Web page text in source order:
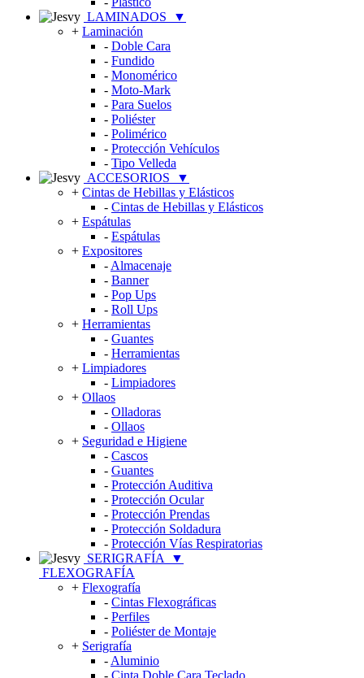
LAMINADOS
▼
+ Laminación
- Doble Cara
- Fundido
- Monomérico
- Moto-Mark
- Para Suelos
- Poliéster
- Polimérico
- Protección Vehículos
- Tipo Velleda
ACCESORIOS
▼
+ Cintas de Hebillas y Elásticos
- Cintas de Hebillas y Elásticos
+ Espátulas
- Espátulas
+ Expositores
- Almacenaje
- Banner
- Pop Ups
- Roll Ups
+ Herramientas
- Guantes
- Herramientas
+ Limpiadores
- Limpiadores
+ Ollaos
- Olladoras
- Ollaos
+ Seguridad e Higiene
- Cascos
- Guantes
- Protección Auditiva
- Protección Ocular
- Protección Prendas
- Protección Soldadura
- Protección Vías Respiratorias
SERIGRAFÍA
▼
FLEXOGRAFÍA
+ Flexografía
- Cintas Flexográficas
- Perfiles
- Poliéster de Montaje
+ Serigrafía
- Aluminio
- Cinta Doble Cara Teclado